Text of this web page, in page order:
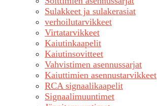
Sulakkeet ja sulakerasiat
verhoilutarvikkeet
Virtatarvikkeet
Kaiutinkaapelit
Kaiutinsovitteet
Vahvistimen asennussarjat
Kaiuttimien asennustarvikkeet
RCA signaalikaapelit
Signaalimuuntimet